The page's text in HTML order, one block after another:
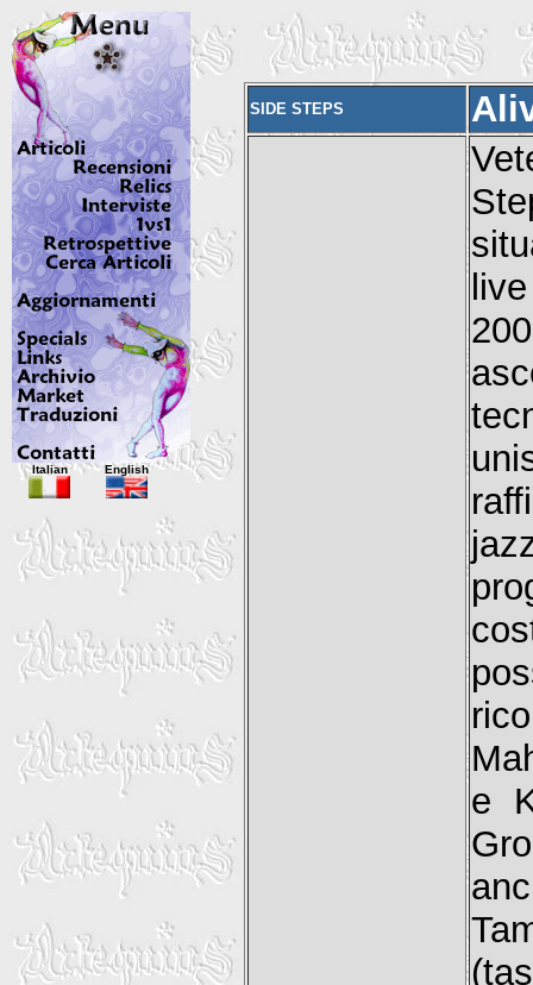
SIDE STEPS
e
Italian English